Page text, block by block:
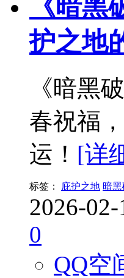
《暗
护之地
《暗黑
春祝福
运！ [详
标签： 庇护之地 暗
2026-
0
QQ空